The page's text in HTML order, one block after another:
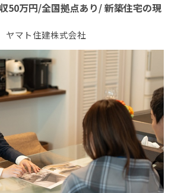
50万円/全国拠点あり/ 新築住宅の現
マト住建株式会社